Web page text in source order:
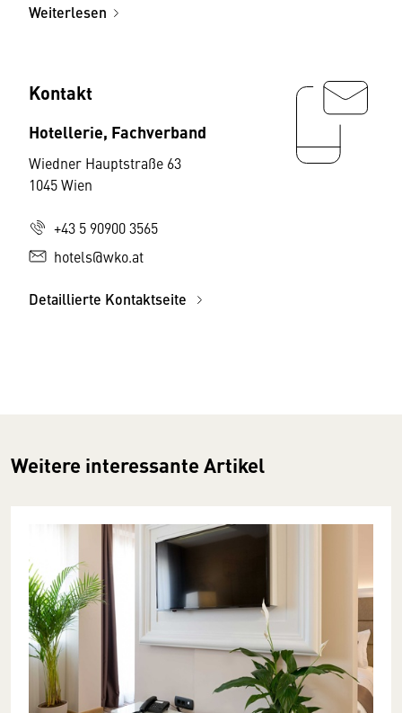
Weiterlesen
Kontakt
Hotellerie, Fachverband
Wiedner Hauptstraße 63
1045 Wien
+43 5 90900 3565
hotels@wko.at
Detaillierte Kontaktseite
Weitere interessante Artikel